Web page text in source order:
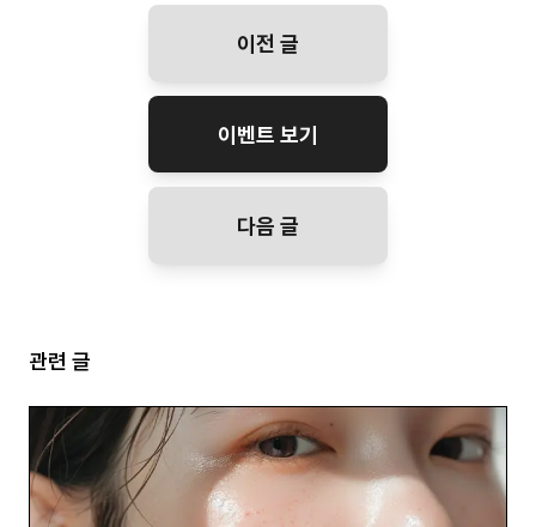
이전 글
이벤트 보기
다음 글
관련 글